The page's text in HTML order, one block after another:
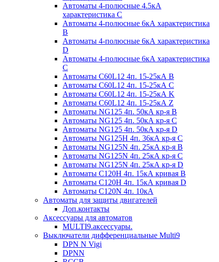
Автоматы 4-полюсные 4.5кА
характеристика С
Автоматы 4-полюсные 6кА характеристика
B
Автоматы 4-полюсные 6кА характеристика
D
Автоматы 4-полюсные 6кА характеристика
С
Автоматы C60L12 4п. 15-25кА B
Автоматы C60L12 4п. 15-25кА C
Автоматы C60L12 4п. 15-25кА K
Автоматы C60L12 4п. 15-25кА Z
Автоматы NG125 4п. 50кА кр-я B
Автоматы NG125 4п. 50кА кр-я C
Автоматы NG125 4п. 50кА кр-я D
Автоматы NG125H 4п. 36кА кр-я C
Автоматы NG125N 4п. 25кА кр-я B
Автоматы NG125N 4п. 25кА кр-я C
Автоматы NG125N 4п. 25кА кр-я D
Автоматы С120H 4п. 15кА кривая B
Автоматы С120H 4п. 15кА кривая D
Автоматы С120N 4п. 10кА
Автоматы для защиты двигателей
Доп.контакты
Аксессуары для автоматов
MULTI9.аксессуары.
Выключатели дифференциальные Multi9
DPN N Vigi
DPNN